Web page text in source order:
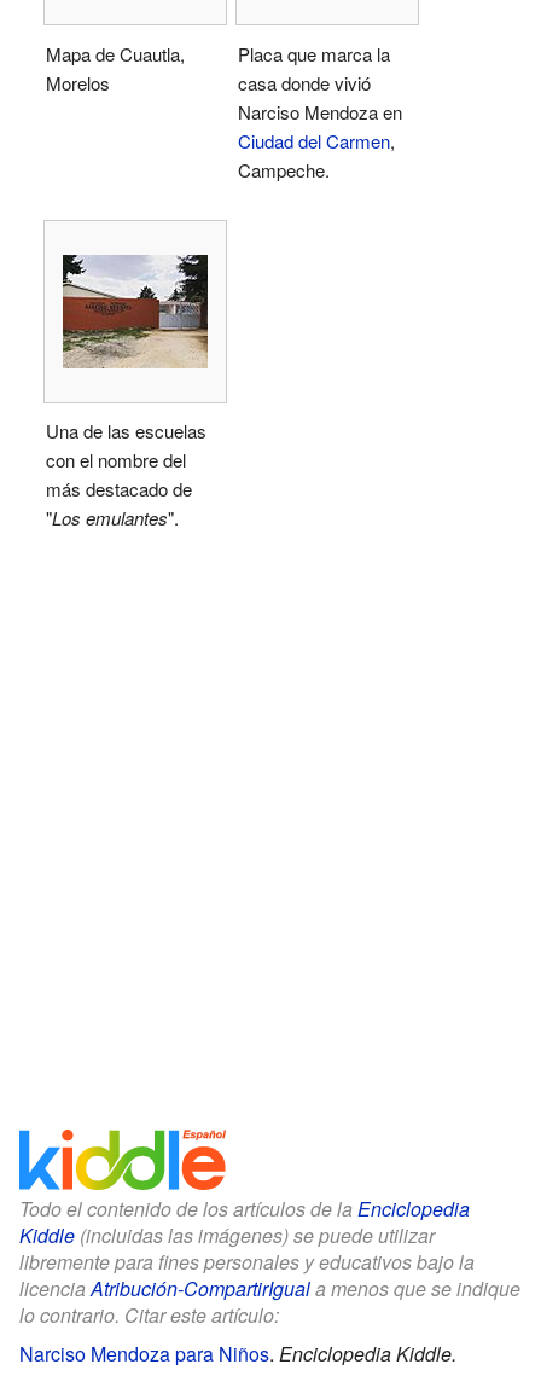
Mapa de Cuautla,
Morelos
Placa que marca la
casa donde vivió
Narciso Mendoza en
Ciudad del Carmen,
Campeche.
Una de las escuelas
con el nombre del
más destacado de
"Los emulantes".
Todo el contenido de los artículos de la Enciclopedia
Kiddle (incluidas las imágenes) se puede utilizar
libremente para fines personales y educativos bajo la
licenciaAtribución-CompartirIguala menos que se indique
lo contrario. Citar este artículo:
Narciso Mendoza para Niños. Enciclopedia Kiddle.